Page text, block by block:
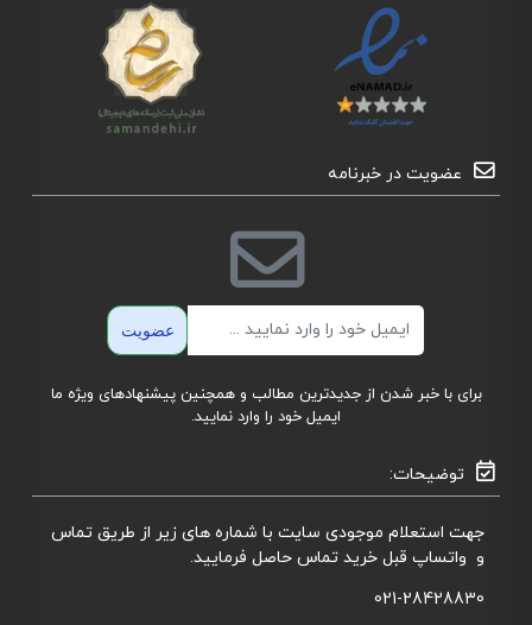
عضویت در خبرنامه
عضویت
برای با خبر شدن از جدیدترین مطالب و همچنین پیشنهادهای ویژه ما
ایمیل خود را وارد نمایید.
توضیحات:
جهت استعلام موجودی سایت با شماره های زیر از طریق تماس
و واتساپ قبل خرید تماس حاصل فرمایید.
021-28428830